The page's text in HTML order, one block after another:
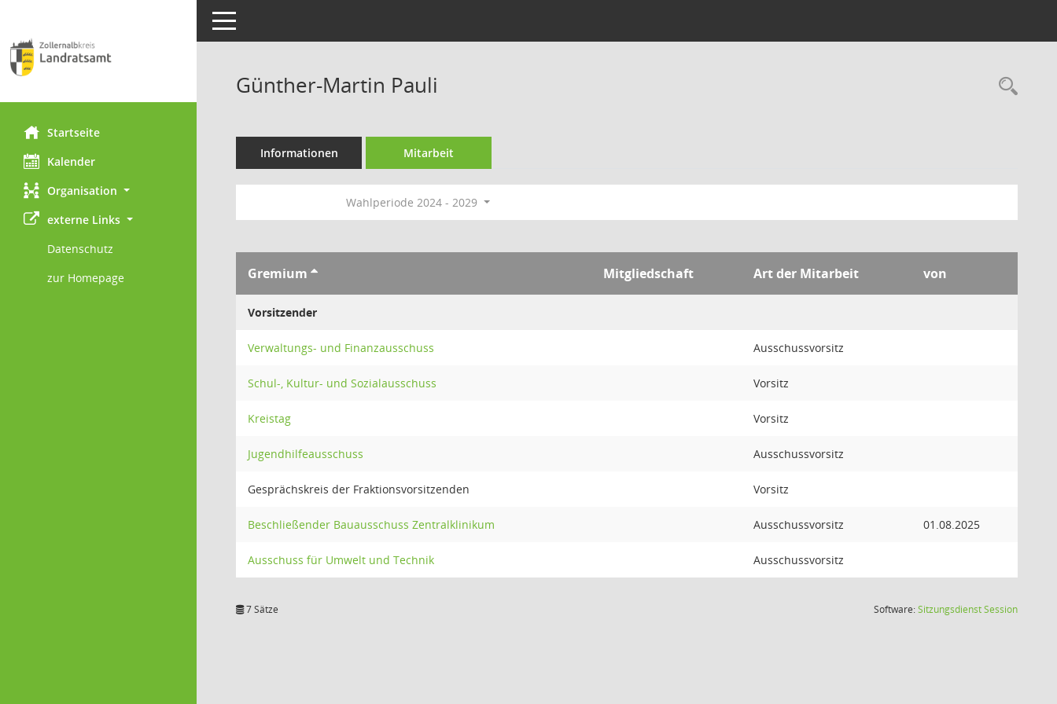
Startseite
Kalender
Organisation
externe Links
Datenschutz
zur Homepage
Toggle navigation
Günther-Martin Pauli
Informationen Mitarbeit
Wahlperiode 2024 - 2029
Gremium Mitgliedschaft Art der Mitarbeit von
Vorsitzender
Verwaltungs- und Finanzausschuss Ausschussvorsitz
Schul-, Kultur- und Sozialausschuss Vorsitz
Kreistag Vorsitz
Jugendhilfeausschuss Ausschussvorsitz
Gesprächskreis der Fraktionsvorsitzenden Vorsitz
Beschließender Bauausschuss Zentralklinikum Ausschussvorsitz 01.08.2025
Ausschuss für Umwelt und Technik Ausschussvorsitz
7 Sätze Software:SitzungsdienstSession(Wird in